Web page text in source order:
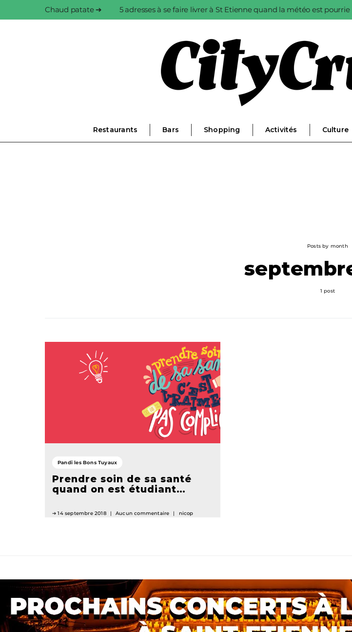
Chaud patate ➔ 5 adresses à se faire livrer à St Etienne quand la météo est pourrie
Restaurants Bars Shopping Activités Culture
Posts by month
1 post
Pandi les Bons Tuyaux
Prendre soin de sa santé
quand on est étudiant…
14 septembre 2018 Aucun commentaire nicop